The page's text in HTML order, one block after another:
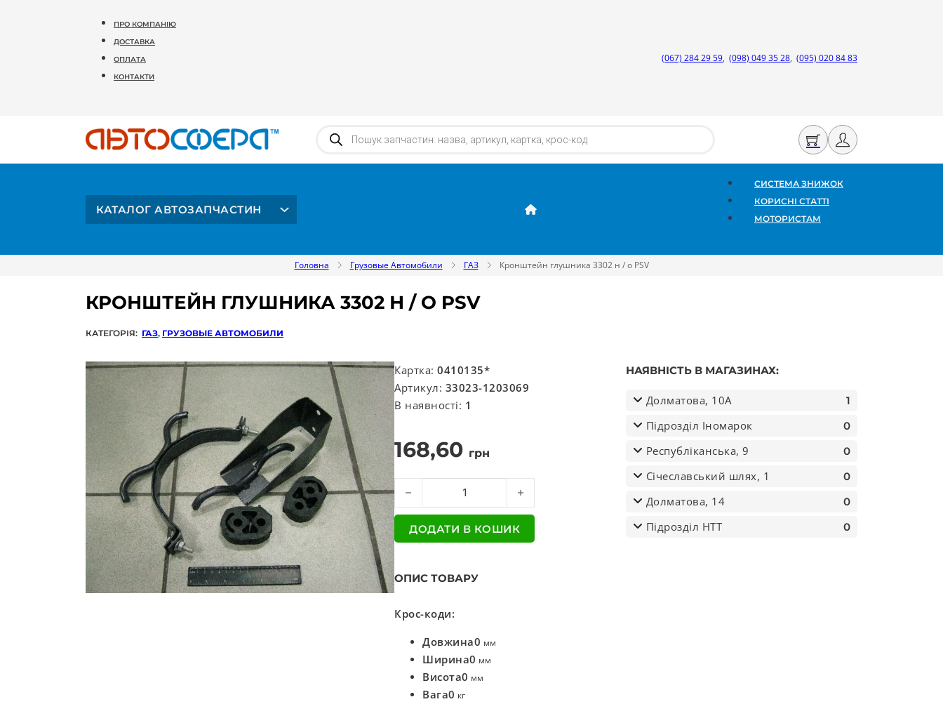
ПРО КОМПАНІЮ
ДОСТАВКА
ОПЛАТА
КОНТАКТИ
(067) 284 29 59, (098) 049 35 28, (095) 020 84 83
Products search
КАТАЛОГ АВТОЗАПЧАСТИН
СИСТЕМА ЗНИЖОК
КОРИСНІ СТАТТІ
МОТОРИСТАМ
Головна Грузовые Автомобили ГАЗ Кронштейн глушника 3302 н / о PSV
КРОНШТЕЙН ГЛУШНИКА 3302 Н / О PSV
КАТЕГОРІЯ: ГАЗ, ГРУЗОВЫЕ АВТОМОБИЛИ
Картка: 0410135*
Артикул: 33023-1203069
В наявності: 1
168,60 грн
Кронштейн глушника 3302 н / о PSV кількість
ДОДАТИ В КОШИК
НАЯВНІСТЬ В МАГАЗИНАХ:
Долматова, 10А 1
Підрозділ Іномарок 0
Республіканська, 9 0
Січеславський шлях, 1 0
Долматова, 14 0
Підрозділ НТТ 0
ОПИС ТОВАРУ
Крос-коди:
Довжина0 мм
Ширина0 мм
Висота0 мм
Вага0 кг